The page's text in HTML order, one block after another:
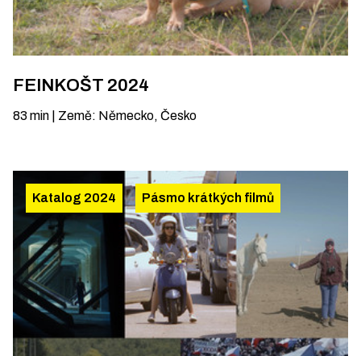
FEINKOŠT 2024
83 min Země: Německo, Česko
Katalog 2024 Pásmo krátkých filmů